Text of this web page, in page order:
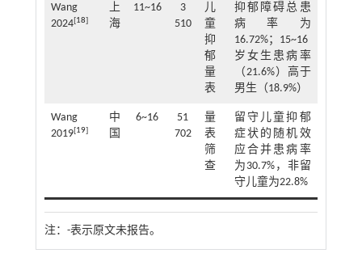
Wang
2024[18]
上
海
11~16
3
510
儿
童
抑
郁
量
表
抑郁障碍总患
病率为
16.72%；15~16
岁女生患病率
（21.6%）高于
男生（18.9%）
Wang
2019[19]
中
国
6~16
51
702
量
表
筛
查
留守儿童抑郁
症状的随机效
应合并患病率
为30.7%，非留
守儿童为22.8%
注： -表示原文未报告。